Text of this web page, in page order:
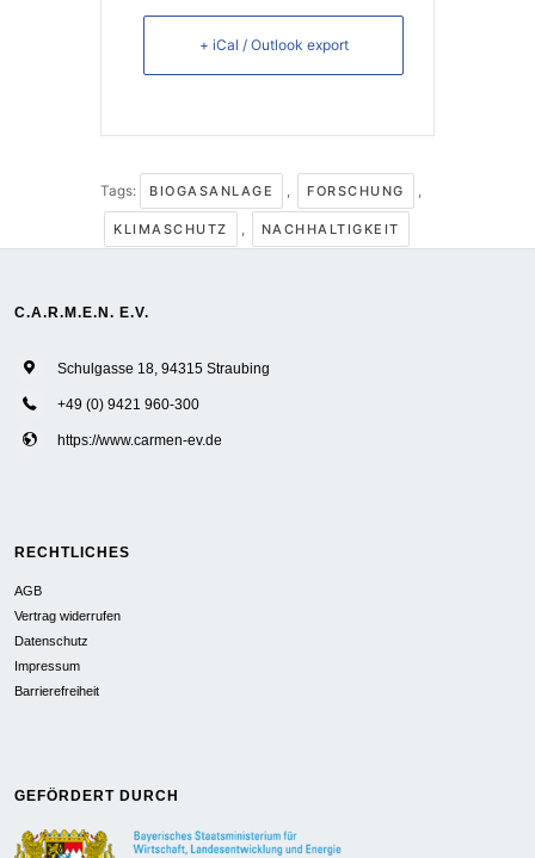
+ iCal / Outlook export
Tags: BIOGASANLAGE , FORSCHUNG ,
KLIMASCHUTZ , NACHHALTIGKEIT
C.A.R.M.E.N. E.V.
Schulgasse 18, 94315 Straubing
+49 (0) 9421 960-300
https://www.carmen-ev.de
RECHTLICHES
AGB
Vertrag widerrufen
Datenschutz
Impressum
Barrierefreiheit
GEFÖRDERT DURCH